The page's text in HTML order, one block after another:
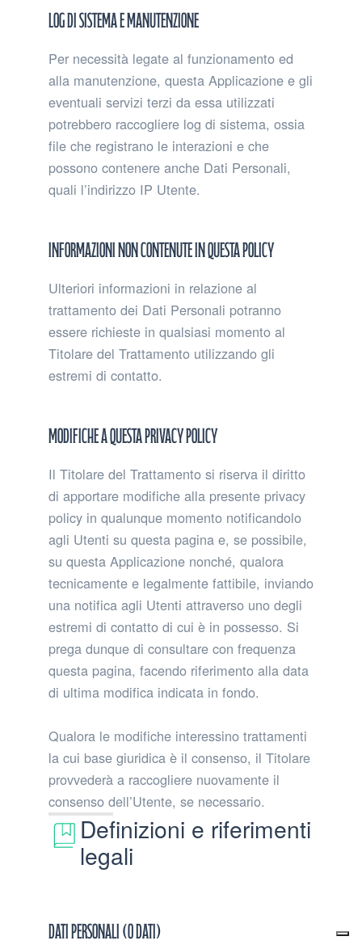
Log di sistema e manutenzione
Per necessità legate al funzionamento ed
alla manutenzione, questa Applicazione e gli
eventuali servizi terzi da essa utilizzati
potrebbero raccogliere log di sistema, ossia
file che registrano le interazioni e che
possono contenere anche Dati Personali,
quali l’indirizzo IP Utente.
Informazioni non contenute in questa policy
Ulteriori informazioni in relazione al
trattamento dei Dati Personali potranno
essere richieste in qualsiasi momento al
Titolare del Trattamento utilizzando gli
estremi di contatto.
Modifiche a questa privacy policy
Il Titolare del Trattamento si riserva il diritto
di apportare modifiche alla presente privacy
policy in qualunque momento notificandolo
agli Utenti su questa pagina e, se possibile,
su questa Applicazione nonché, qualora
tecnicamente e legalmente fattibile, inviando
una notifica agli Utenti attraverso uno degli
estremi di contatto di cui è in possesso. Si
prega dunque di consultare con frequenza
questa pagina, facendo riferimento alla data
di ultima modifica indicata in fondo.
Qualora le modifiche interessino trattamenti
la cui base giuridica è il consenso, il Titolare
provvederà a raccogliere nuovamente il
consenso dell’Utente, se necessario.
Definizioni e riferimenti
legali
Dati Personali (o Dati)